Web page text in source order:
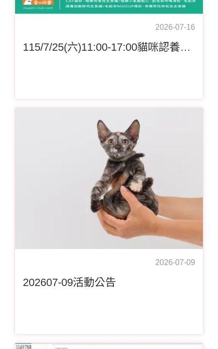
2026-07-16
115/7/25(六)11:00-17:00貓咪認養會in CITYLINK 松山壹號店 南側出入口(室內) (台鐵松山車站\捷運松山站 1樓)
2026-07-09
202607-09活動公告